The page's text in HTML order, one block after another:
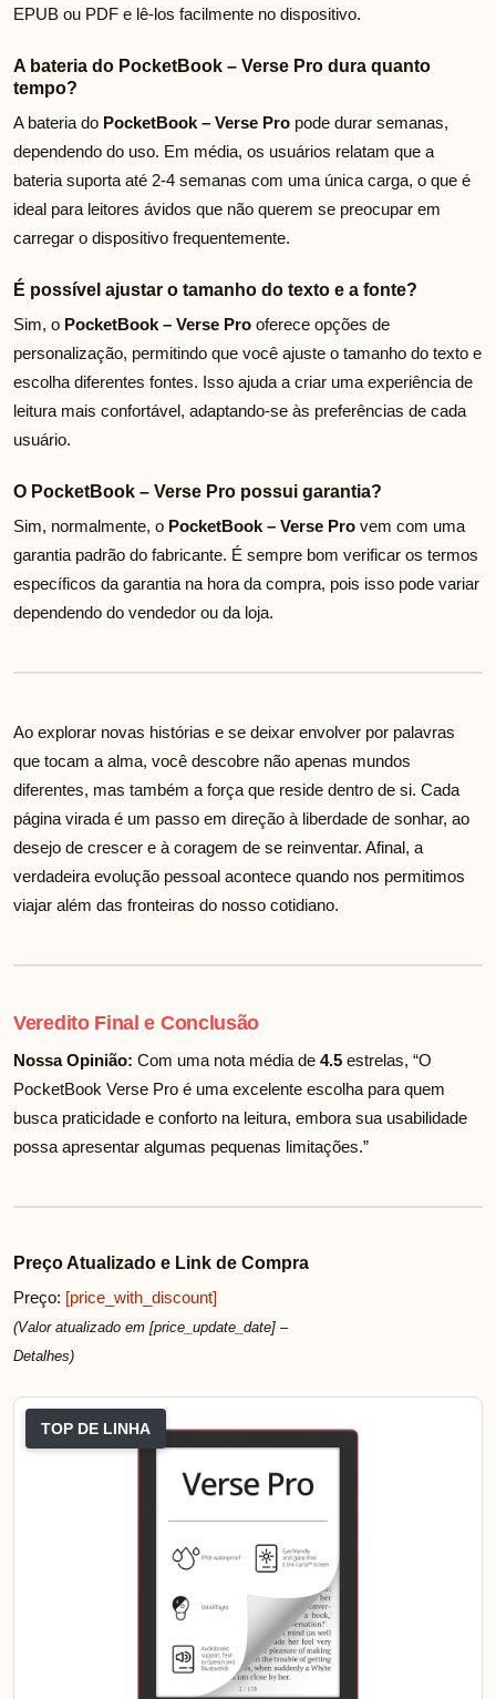
EPUB ou PDF e lê-los facilmente no dispositivo.
A bateria do PocketBook – Verse Pro dura quanto
tempo?
A bateria do PocketBook – Verse Pro pode durar semanas,
dependendo do uso. Em média, os usuários relatam que a
bateria suporta até 2-4 semanas com uma única carga, o que é
ideal para leitores ávidos que não querem se preocupar em
carregar o dispositivo frequentemente.
É possível ajustar o tamanho do texto e a fonte?
Sim, o PocketBook – Verse Pro oferece opções de
personalização, permitindo que você ajuste o tamanho do texto e
escolha diferentes fontes. Isso ajuda a criar uma experiência de
leitura mais confortável, adaptando-se às preferências de cada
usuário.
O PocketBook – Verse Pro possui garantia?
Sim, normalmente, o PocketBook – Verse Pro vem com uma
garantia padrão do fabricante. É sempre bom verificar os termos
específicos da garantia na hora da compra, pois isso pode variar
dependendo do vendedor ou da loja.
Ao explorar novas histórias e se deixar envolver por palavras
que tocam a alma, você descobre não apenas mundos
diferentes, mas também a força que reside dentro de si. Cada
página virada é um passo em direção à liberdade de sonhar, ao
desejo de crescer e à coragem de se reinventar. Afinal, a
verdadeira evolução pessoal acontece quando nos permitimos
viajar além das fronteiras do nosso cotidiano.
Veredito Final e Conclusão
Nossa Opinião: Com uma nota média de 4.5 estrelas, “O
PocketBook Verse Pro é uma excelente escolha para quem
busca praticidade e conforto na leitura, embora sua usabilidade
possa apresentar algumas pequenas limitações.”
Preço Atualizado e Link de Compra
Preço: [price_with_discount]
(Valor atualizado em [price_update_date] –
Detalhes)
TOP DE LINHA